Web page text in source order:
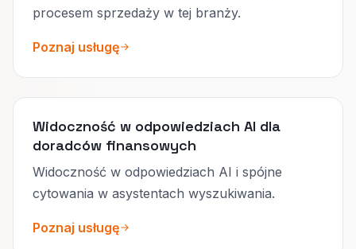
procesem sprzedaży w tej branży.
Poznaj usługę
Widoczność w odpowiedziach AI dla
doradców finansowych
Widoczność w odpowiedziach AI i spójne
cytowania w asystentach wyszukiwania.
Poznaj usługę